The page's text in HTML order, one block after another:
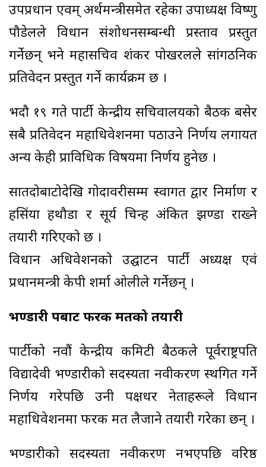
उपप्रधान एवम् अर्थमन्त्रीसमेत रहेका उपाध्यक्ष विष्णु
पौडेलले विधान संशोधनसम्बन्धी प्रस्ताव प्रस्तुत
गर्नेछन् भने महासचिव शंकर पोखरलले सांगठनिक
प्रतिवेदन प्रस्तुत गर्ने कार्यक्रम छ ।
भदौ १९ गते पार्टी केन्द्रीय सचिवालयको बैठक बसेर
सबै प्रतिवेदन महाधिवेशनमा पठाउने निर्णय लगायत
अन्य केही प्राविधिक विषयमा निर्णय हुनेछ ।
सातदोबाटोदेखि गोदावरीसम्म स्वागत द्वार निर्माण र
हसिंया हथौडा र सूर्य चिन्ह अंकित झण्डा राख्ने
तयारी गरिएको छ ।
विधान अधिवेशनको उद्घाटन पार्टी अध्यक्ष एवं
प्रधानमन्त्री केपी शर्मा ओलीले गर्नेछन् ।
भण्डारी पक्षबाट फरक मतको तयारी
पार्टीको नवौं केन्द्रीय कमिटी बैठकले पूर्वराष्ट्रपति
विद्यादेवी भण्डारीको सदस्यता नवीकरण स्थगित गर्ने
निर्णय गरेपछि उनी पक्षधर नेताहरूले विधान
महाधिवेशनमा फरक मत लैजाने तयारी गरेका छन् ।
भण्डारीको सदस्यता नवीकरण नभएपछि वरिष्ठ